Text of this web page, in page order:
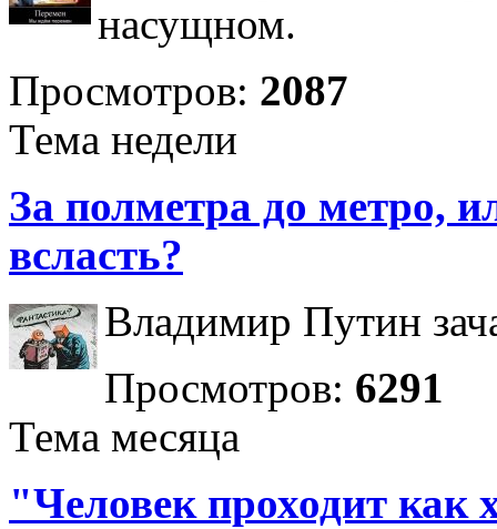
насущном.
Просмотров: 2087
Тема недели
За полметра до метро,
всласть?
Владимир Путин
Просмотров: 6291
Тема месяца
"Человек проходит как